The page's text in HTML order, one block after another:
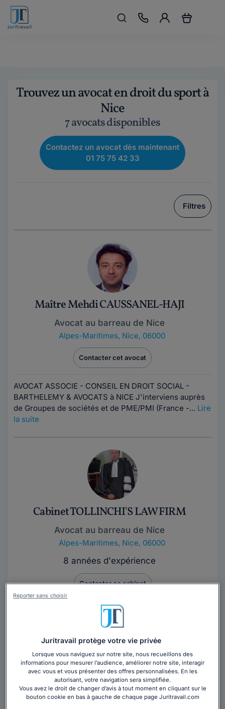
Trouvez un avocat en droit du sport à
Nice
7 avocats disponibles
Contactez un avocat dès maintenant
01 75 75 42 33
Filtres
Maître Mehdi CAUSSANEL-HAJI
Avocat au barreau de Nice
Alpes-Maritimes, Nice, 06000
Contacter cet avocat
AVOCAT ASSOCIE - CONSEIL EN DROIT SOCIAL -
BARTHELEMY & AVOCATS à NICE J'interviens auprès
de Groupes de sociétés et de PME/PMI (France -... Lire
la suite
Cabinet TOLLINCHI'S LAW FIRM
Avocat au barreau de Nice
Alpes-Maritimes, Nice, 06000
8 années d'expérience
Contacter ce cabinet
Avocat à la Cour et associé dirigeant de la SELARL
TOLLINCHI’S LAW FIRM, Maître TOLLINCHI est inscrit
Juritravail protège votre vie privée
Lorsque vous naviguez sur notre site, nous recueillons des
informations pour mesurer l’audience, améliorer notre site, interagir
avec vous et vous présenter des offres personnalisées. En les
autorisant, votre navigation sera simplifiée.
Vous avez le droit de changer d’avis à tout moment en cliquant sur le
bouton cookie en bas à gauche de chaque page Juritravail.com
Reporter sans choisir